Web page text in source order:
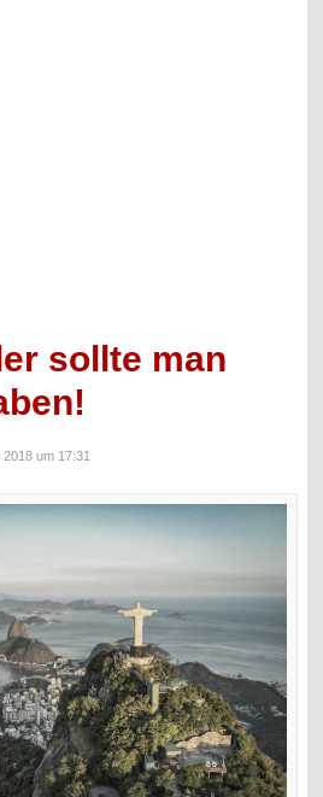
sollte man
um 17:31